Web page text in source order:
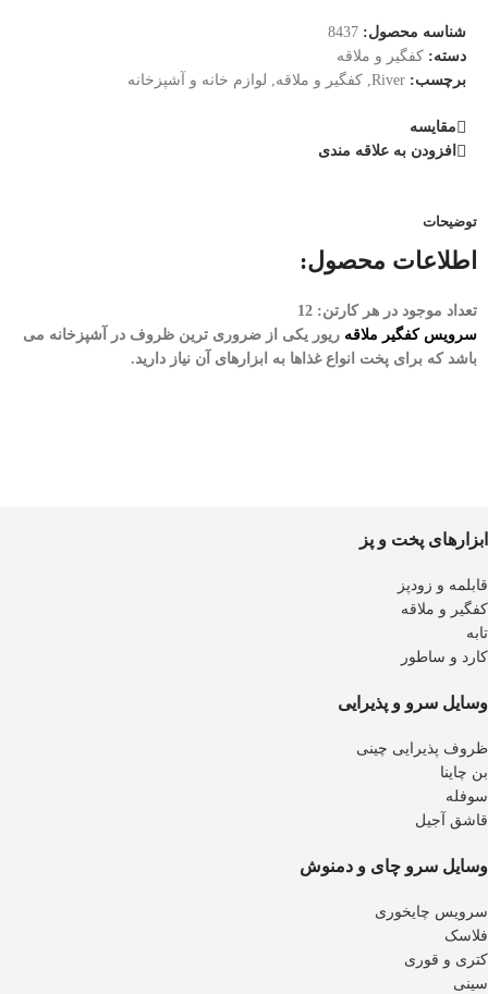
شناسه محصول: 8437
دسته: کفگیر و ملاقه
برچسب: River کفگیر و ملاقه لوازم خانه و آشپزخانه
مقایسه
افزودن به علاقه مندی
توضیحات
اطلاعات محصول:
تعداد موجود در هر کارتن: 12
سرویس کفگیر ملاقه ریور یکی از ضروری ترین ظروف در آشپزخانه می
باشد که برای پخت انواع غذاها به ابزارهای آن نیاز دارید.
ابزارهای پخت و پز
قابلمه و زودپز
کفگیر و ملاقه
تابه
کارد و ساطور
وسایل سرو و پذیرایی
ظروف پذیرایی چینی
بن چاینا
سوفله
قاشق آجیل
وسایل سرو چای و دمنوش
سرویس چایخوری
فلاسک
کتری و قوری
سینی